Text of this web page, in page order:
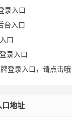
录入口
台入口
口
录入口
登录入口，请点击哦
口地址